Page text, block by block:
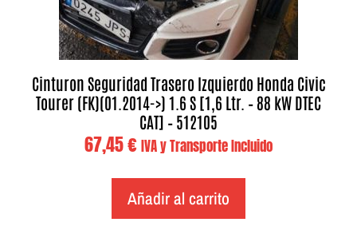
Cinturon Seguridad Trasero Izquierdo Honda Civic
Tourer (FK)(01.2014->) 1.6 S [1,6 Ltr. – 88 kW DTEC
CAT] – 512105
67,45€ IVA y Transporte Incluido
Añadir al carrito